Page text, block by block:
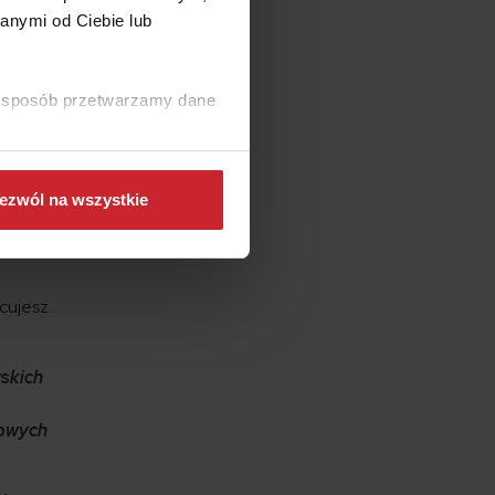
od Ciebie lub
przetwarzamy dane
na wszystkie
z